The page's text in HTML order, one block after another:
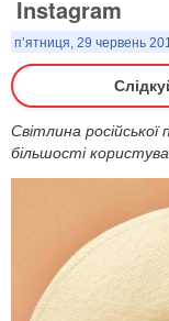
Instagram
п’ятниця, 29 червень
Світлина російської
більшості